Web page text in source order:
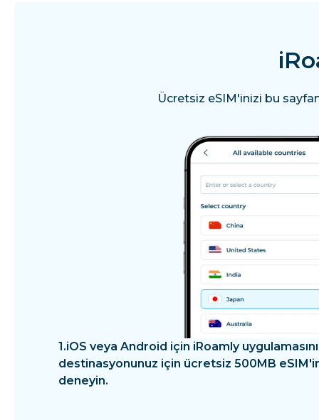
Ücretsiz eSIM'inizi bu
1.iOS veya Android için iRoamly
destinasyonunuz için ücretsiz 500MB
deneyin.